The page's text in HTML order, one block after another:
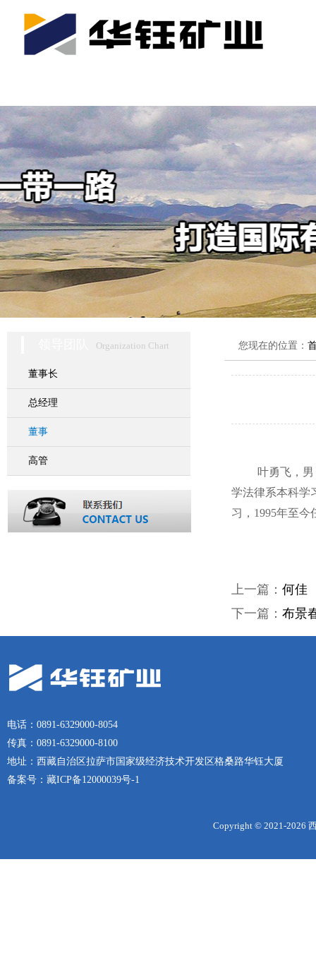
Organization Chart
董事长
总经理
董事
高管
您现在的位置：
叶勇飞，
学法律系本科学
习，1995年至
上一篇： 何佳
下一篇： 布景
电话：0891-6329000-8054
传真：0891-6329000-8100
地址：西藏自治区拉萨市国家级经济技术开发区格桑路华钰大厦
备案号： 藏ICP备12000039号-1
Copyright © 2021-2026